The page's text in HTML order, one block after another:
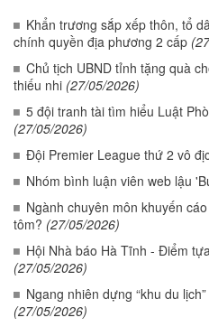
Khẩn trương sắp xếp thôn, tổ
chính quyền địa phương 2 cấp
Chủ tịch UBND tỉnh tặng quà
thiếu nhi (27/05/2026)
5 đội tranh tài tìm hiểu Luật
(27/05/2026)
Đội Premier League thứ 2 vô
Nhóm bình luận viên web lậu
Ngành chuyên môn khuyến
tôm? (27/05/2026)
Hội Nhà báo Hà Tĩnh - Điểm
(27/05/2026)
Ngang nhiên dựng “khu du
(27/05/2026)